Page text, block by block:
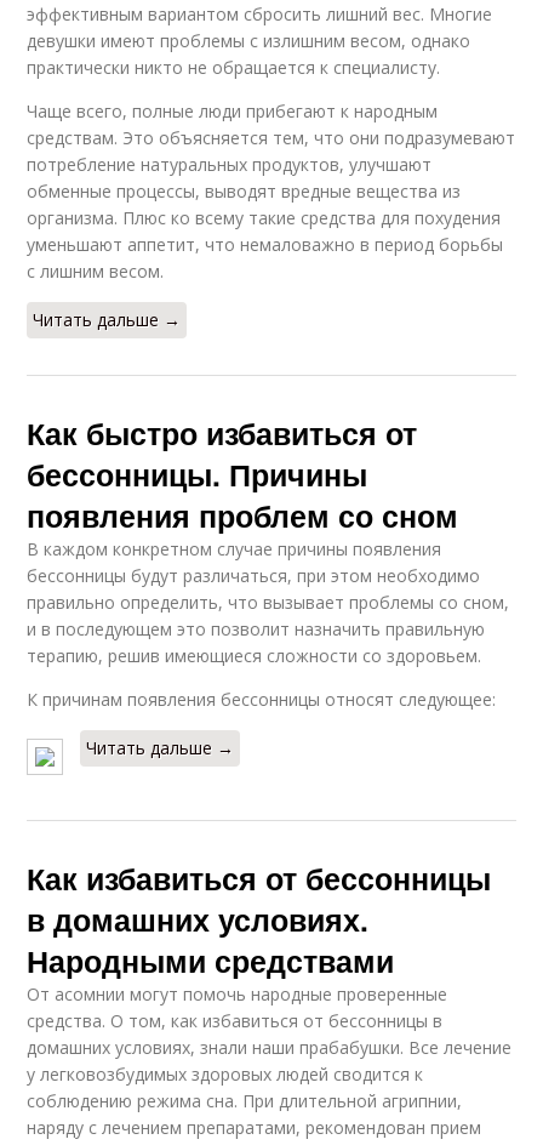
эффективным вариантом сбросить лишний вес. Многие
девушки имеют проблемы с излишним весом, однако
практически никто не обращается к специалисту.
Чаще всего, полные люди прибегают к народным
средствам. Это объясняется тем, что они подразумевают
потребление натуральных продуктов, улучшают
обменные процессы, выводят вредные вещества из
организма. Плюс ко всему такие средства для похудения
уменьшают аппетит, что немаловажно в период борьбы
с лишним весом.
Читать дальше →
Как быстро избавиться от
бессонницы. Причины
появления проблем со сном
В каждом конкретном случае причины появления
бессонницы будут различаться, при этом необходимо
правильно определить, что вызывает проблемы со сном,
и в последующем это позволит назначить правильную
терапию, решив имеющиеся сложности со здоровьем.
К причинам появления бессонницы относят следующее:
Читать дальше →
Как избавиться от бессонницы
в домашних условиях.
Народными средствами
От асомнии могут помочь народные проверенные
средства. О том, как избавиться от бессонницы в
домашних условиях, знали наши прабабушки. Все лечение
у легковозбудимых здоровых людей сводится к
соблюдению режима сна. При длительной агрипнии,
наряду с лечением препаратами, рекомендован прием